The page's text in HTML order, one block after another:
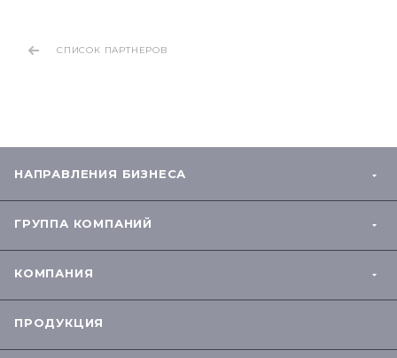
СПИСОК ПАРТНЕРОВ
НАПРАВЛЕНИЯ БИЗНЕСА
ГРУППА КОМПАНИЙ
КОМПАНИЯ
ПРОДУКЦИЯ